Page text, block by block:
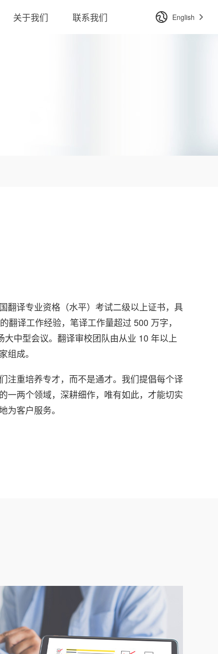
English
关于我们 联系我们
翻译专业资格（水平）考试二级以上证书，具
翻译工作经验，笔译工作量超过 500 万字，
大中型会议。翻译审校团队由从业 10 年以上
组成。
注重培养专才，而不是通才。我们提倡每个译
一两个领域，深耕细作，唯有如此，才能切实
为客户服务。